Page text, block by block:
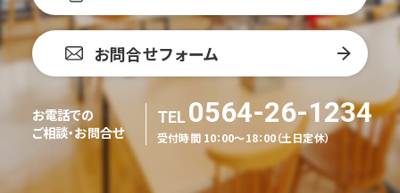
お問合せフォーム
お電話での
ご相談・お問合せ
0564-26-1234
受付時間 10：00～18：00（土日定休）